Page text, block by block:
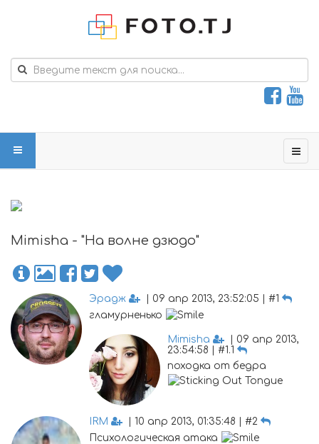
Mimisha - "На волне дзюдо"
Эрадж
| 09 апр 2013, 23:52:05 | #1
гламурненько
Mimisha
| 09 апр 2013,
23:54:58 | #1.1
походка от бедра
IRM
| 10 апр 2013, 01:35:48 | #2
Психологическая атака